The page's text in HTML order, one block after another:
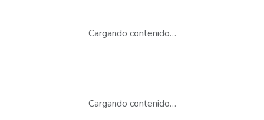
Cargando contenido…
Cargando contenido…